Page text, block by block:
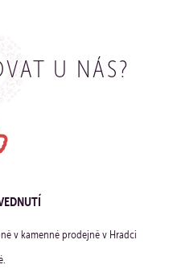
U NÁS?
v kamenné prodejně v Hradci